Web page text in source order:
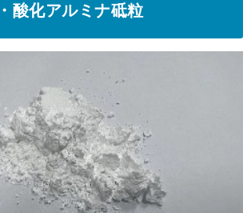
酸化アルミナ砥粒